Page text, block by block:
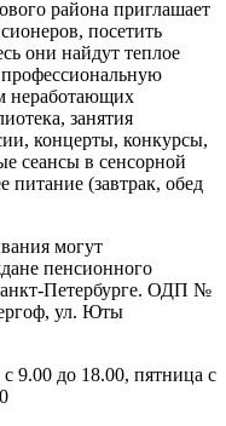
района приглашает
посетить
они найдут теплое
неработающих
занятия
концерты, конкурсы,
сеансы в сенсорной
питание (завтрак, обед
могут
пенсионного
Петербурге. ОДП №
ул. Юты
9.00 до 18.00, пятница с